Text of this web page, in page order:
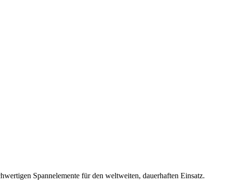
Spannelemente für den weltweiten, dauerhaften Einsatz.